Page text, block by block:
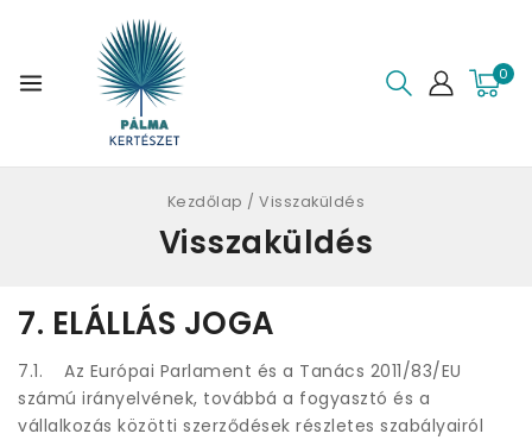
0
Kezdőlap / Visszaküldés
Visszaküldés
7. ELÁLLÁS JOGA
7.1. Az Európai Parlament és a Tanács 2011/83/EU
számú irányelvének, továbbá a fogyasztó és a
vállalkozás közötti szerződések részletes szabályairól